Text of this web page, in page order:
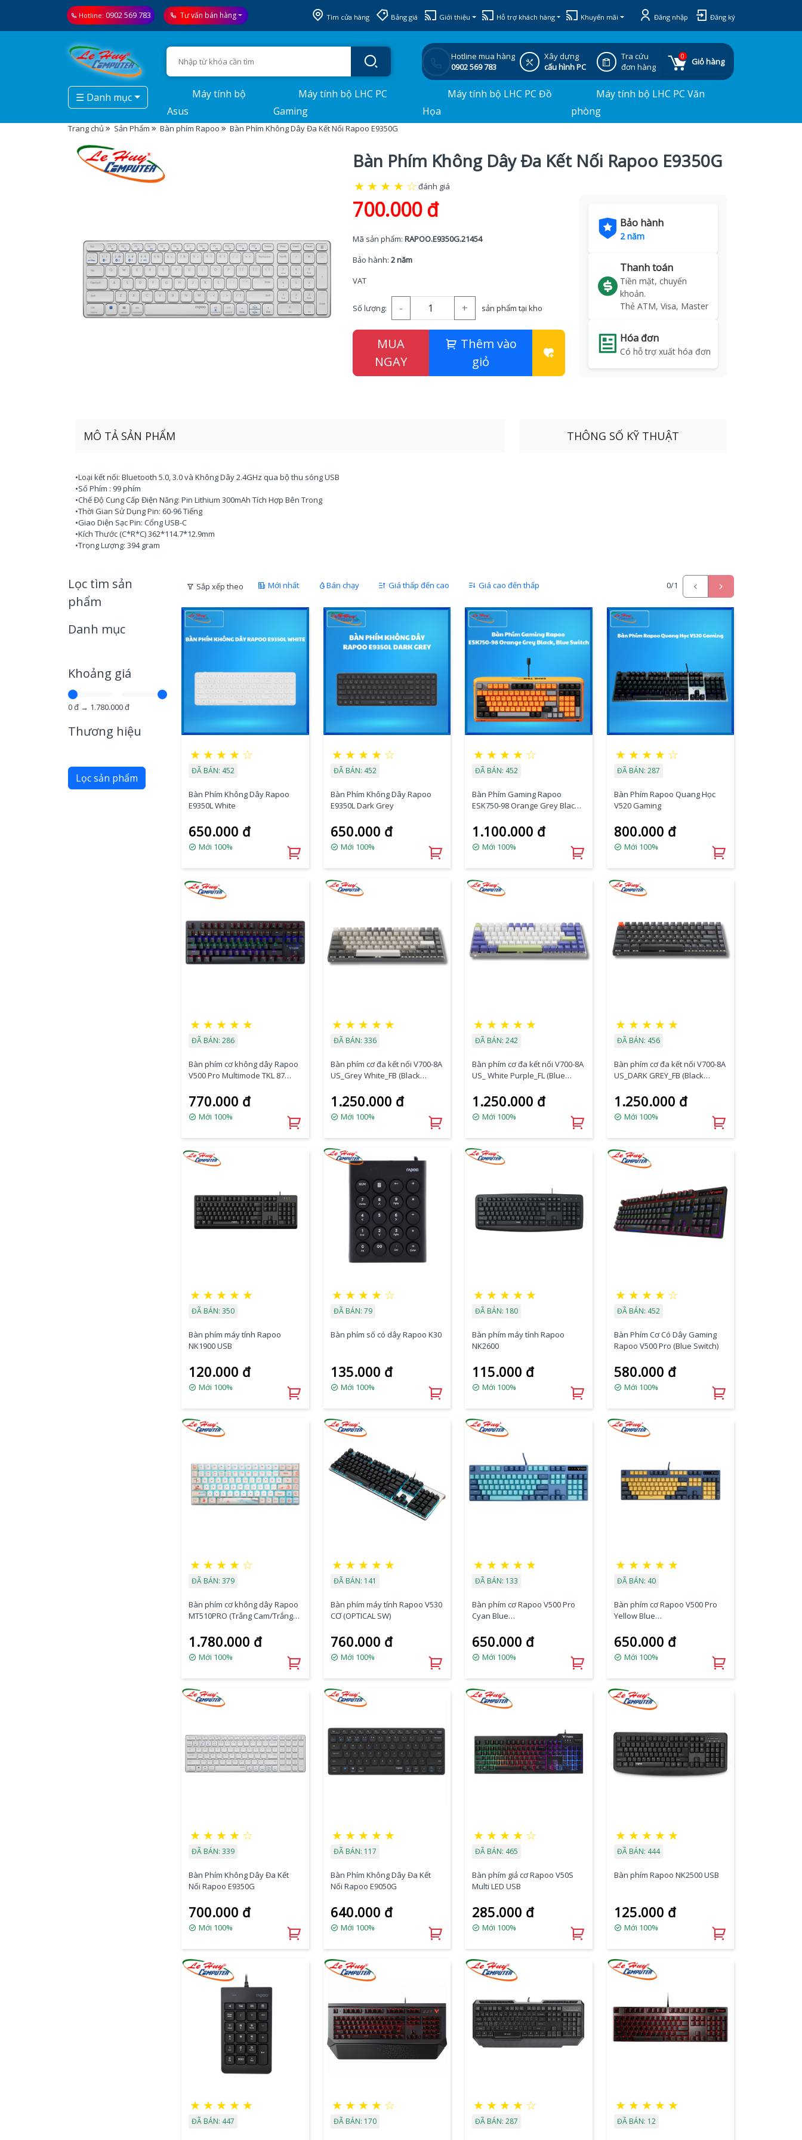
Hotline: 0902 569 783 Tư vấn bán hàng Tìm cửa hàng Bảng giá Giới thiệu Hỗ trợ khách hàng Khuyến mãi Đăng nhập Đăng ký
Hotline mua hàng
0902 569 783
Xây dựng
cấu hình PC
Tra cứu
đơn hàng
0
Giỏ hàng
☰ Danh mục
Máy tính bộ
Asus
Máy tính bộ LHC PC
Gaming
Máy tính bộ LHC PC Đồ
Họa
Máy tính bộ LHC PC Văn
phòng
Trang chủ Sản Phẩm Bàn phím Rapoo Bàn Phím Không Dây Đa Kết Nối Rapoo E9350G
Bàn Phím Không Dây Đa Kết Nối Rapoo E9350G
★ ★ ★ ★ ☆đánh giá
700.000 đ
Mã sản phẩm: RAPOO.E9350G.21454
Bảo hành: 2 năm
VAT
Số lượng: - + sản phẩm tại kho
MUA
NGAY
Thêm vào
giỏ
Bảo hành
2 năm
Thanh toán
Tiền mặt, chuyển
khoản.
Thẻ ATM, Visa, Master
Hóa đơn
Có hỗ trợ xuất hóa đơn
MÔ TẢ SẢN PHẨM
•Loại kết nối: Bluetooth 5.0, 3.0 và Không Dây 2.4GHz qua bộ thu sóng USB
•Số Phím : 99 phím
•Chế Độ Cung Cấp Điện Năng: Pin Lithium 300mAh Tích Hợp Bên Trong
•Thời Gian Sử Dụng Pin: 60-96 Tiếng
•Giao Diện Sạc Pin: Cổng USB-C
•Kích Thước (C*R*C) 362*114.7*12.9mm
•Trọng Lượng: 394 gram
THÔNG SỐ KỸ THUẬT
Lọc tìm sản
phẩm
Danh mục
Khoảng giá
0đ → 1.780.000đ
Thương hiệu
Lọc sản phẩm
Sắp xếp theo Mới nhất Bán chạy Giá thấp đến cao Giá cao đến thấp 0/1
★ ★ ★ ★ ☆
ĐÃ BÁN: 452
Bàn Phím Không Dây Rapoo
E9350L White
650.000 đ
Mới 100%
★ ★ ★ ★ ☆
ĐÃ BÁN: 452
Bàn Phím Không Dây Rapoo
E9350L Dark Grey
650.000 đ
Mới 100%
★ ★ ★ ★ ☆
ĐÃ BÁN: 452
Bàn Phím Gaming Rapoo
ESK750-98 Orange Grey Black,
1.100.000 đ
Mới 100%
★ ★ ★ ★ ☆
ĐÃ BÁN: 287
Bàn Phím Rapoo Quang Học
V520 Gaming
800.000 đ
Mới 100%
★ ★ ★ ★ ★
ĐÃ BÁN: 286
Bàn phím cơ không dây Rapoo
V500 Pro Multimode TKL 87
770.000 đ
Mới 100%
★ ★ ★ ★ ★
ĐÃ BÁN: 336
Bàn phím cơ đa kết nối V700-8A
US_Grey White_FB (Black
1.250.000 đ
Mới 100%
★ ★ ★ ★ ★
ĐÃ BÁN: 242
Bàn phím cơ đa kết nối V700-8A
US_ White Purple_FL (Blue
1.250.000 đ
Mới 100%
★ ★ ★ ★ ★
ĐÃ BÁN: 456
Bàn phím cơ đa kết nối V700-8A
US_DARK GREY_FB (Black
1.250.000 đ
Mới 100%
★ ★ ★ ★ ★
ĐÃ BÁN: 350
Bàn phím máy tính Rapoo
NK1900 USB
120.000 đ
Mới 100%
★ ★ ★ ★ ☆
ĐÃ BÁN: 79
Bàn phím số có dây Rapoo K30
135.000 đ
Mới 100%
★ ★ ★ ★ ★
ĐÃ BÁN: 180
Bàn phím máy tính Rapoo
NK2600
115.000 đ
Mới 100%
★ ★ ★ ★ ☆
ĐÃ BÁN: 452
Bàn Phím Cơ Có Dây Gaming
Rapoo V500 Pro (Blue Switch)
580.000 đ
Mới 100%
★ ★ ★ ★ ☆
ĐÃ BÁN: 379
Bàn phím cơ không dây Rapoo
MT510PRO (Trắng Cam/Trắng
1.780.000 đ
Mới 100%
★ ★ ★ ★ ★
ĐÃ BÁN: 141
Bàn phím máy tính Rapoo V530
CƠ (OPTICAL SW)
760.000 đ
Mới 100%
★ ★ ★ ★ ★
ĐÃ BÁN: 133
Bàn phím cơ Rapoo V500 Pro
Cyan Blue
650.000 đ
Mới 100%
★ ★ ★ ★ ★
ĐÃ BÁN: 40
Bàn phím cơ Rapoo V500 Pro
Yellow Blue
650.000 đ
Mới 100%
★ ★ ★ ★ ☆
ĐÃ BÁN: 339
Bàn Phím Không Dây Đa Kết
Nối Rapoo E9350G
700.000 đ
Mới 100%
★ ★ ★ ★ ★
ĐÃ BÁN: 117
Bàn Phím Không Dây Đa Kết
Nối Rapoo E9050G
640.000 đ
Mới 100%
★ ★ ★ ★ ☆
ĐÃ BÁN: 465
Bàn phím giả cơ Rapoo V50S
Multi LED USB
285.000 đ
Mới 100%
★ ★ ★ ★ ★
ĐÃ BÁN: 444
Bàn phím Rapoo NK2500 USB
125.000 đ
Mới 100%
★ ★ ★ ★ ★
ĐÃ BÁN: 447
★ ★ ★ ★ ☆
ĐÃ BÁN: 170
★ ★ ★ ★ ☆
ĐÃ BÁN: 287
★ ★ ★ ★ ★
ĐÃ BÁN: 12